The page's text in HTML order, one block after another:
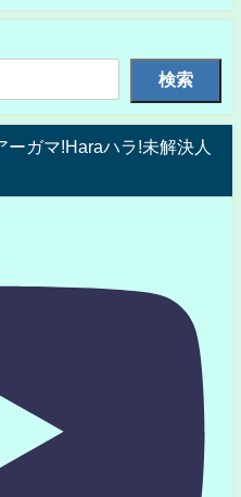
検索
ガマ!Haraハラ!未解決人